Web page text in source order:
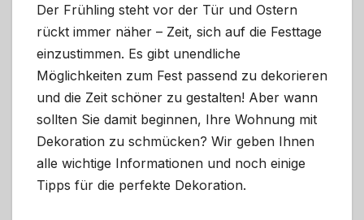
Der Frühling steht vor der Tür und Ostern
rückt immer näher – Zeit, sich auf die Festtage
einzustimmen. Es gibt unendliche
Möglichkeiten zum Fest passend zu dekorieren
und die Zeit schöner zu gestalten! Aber wann
sollten Sie damit beginnen, Ihre Wohnung mit
Dekoration zu schmücken? Wir geben Ihnen
alle wichtige Informationen und noch einige
Tipps für die perfekte Dekoration.